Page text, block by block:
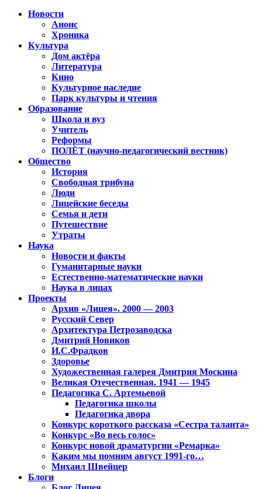
Новости
Анонс
Хроника
Культура
Дом актёра
Литература
Кино
Культурное наследие
Парк культуры и чтения
Образование
Школа и вуз
Учитель
Реформы
ПОЛЁТ (научно-педагогический вестник)
Общество
История
Свободная трибуна
Люди
Лицейские беседы
Семья и дети
Путешествие
Утраты
Наука
Новости и факты
Гуманитарные науки
Естественно-математические науки
Наука в лицах
Проекты
Архив «Лицея». 2000 — 2003
Русский Север
Архитектура Петрозаводска
Дмитрий Новиков
И.С.Фрадков
Здоровье
Художественная галерея Дмитрия Москина
Великая Отечественная. 1941 — 1945
Педагогика С. Артемьевой
Педагогика школы
Педагогика двора
Конкурс короткого рассказа «Сестра таланта»
Конкурс «Во весь голос»
Конкурс новой драматургии «Ремарка»
Каким мы помним август 1991-го…
Михаил Швейцер
Блоги